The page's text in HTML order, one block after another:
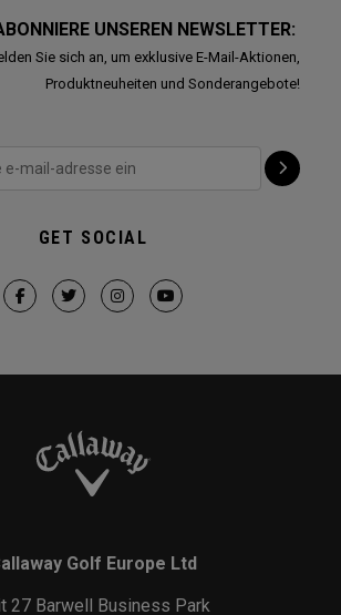
UNSEREN NEWSLETTER:
Sie sich an, um exklusive E-Mail-Aktionen,
Produktneuheiten und Sonderangebote!
GET SOCIAL
Golf Europe Ltd
27 Barwell Business Park